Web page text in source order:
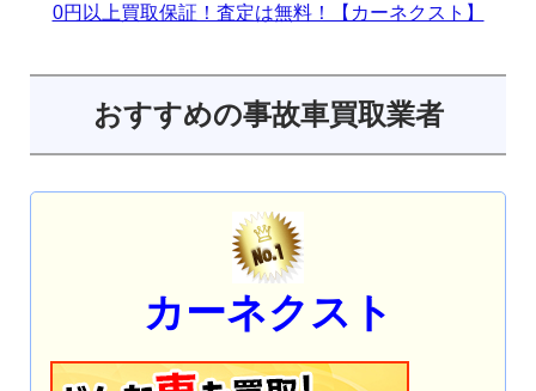
0円以上買取保証！査定は無料！【カーネクスト】
おすすめの事故車買取業者
カーネクスト